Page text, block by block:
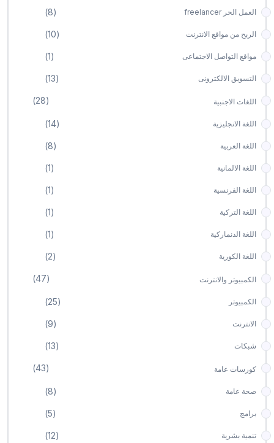
العمل الحر freelancer (8)
الربح من مواقع الانترنت (10)
مواقع التواصل اﻻجتماعى (1)
التسويق اﻻلكترونى (13)
اللغات اﻻجنبية (28)
اللغة اﻻنجليزية (14)
اللغة العربية (8)
اللغة اﻻلمانية (1)
اللغة الفرنسية (1)
اللغة التركية (1)
اللغة الدنماركية (1)
اللغة الكورية (2)
الكمبيوتر واﻻنترنت (47)
الكمبيوتر (25)
اﻻنترنت (9)
شبكات (13)
كورسات عامة (43)
صحة عامة (8)
برامج (5)
تنمية بشرية (12)